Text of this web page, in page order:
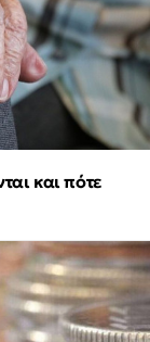
και πότε